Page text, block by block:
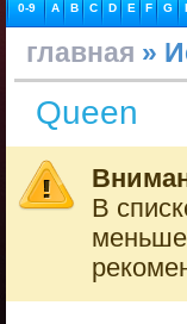
0-9 A B C D E F G
главная »
Queen
В
меньше